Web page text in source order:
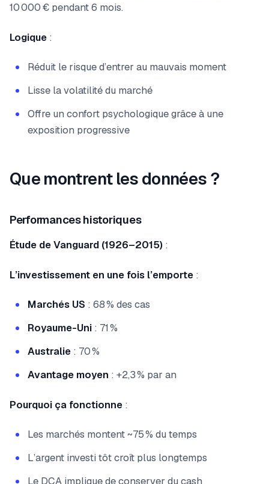
10 000 € pendant 6 mois.
Logique :
Réduit le risque d’entrer au mauvais moment
Lisse la volatilité du marché
Offre un confort psychologique grâce à une
exposition progressive
Que montrent les données ?
Performances historiques
Étude de Vanguard (1926–2015) :
L’investissement en une fois l’emporte :
Marchés US : 68 % des cas
Royaume-Uni : 71 %
Australie : 70 %
Avantage moyen : +2,3 % par an
Pourquoi ça fonctionne :
Les marchés montent ~75 % du temps
L’argent investi tôt croît plus longtemps
Le DCA implique de conserver du cash